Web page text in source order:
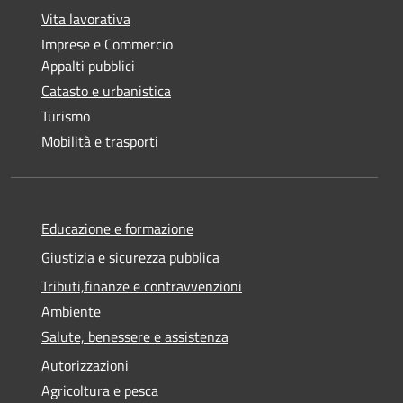
Vita lavorativa
Imprese e Commercio
Appalti pubblici
Catasto e urbanistica
Turismo
Mobilità e trasporti
Educazione e formazione
Giustizia e sicurezza pubblica
Tributi,finanze e contravvenzioni
Ambiente
Salute, benessere e assistenza
Autorizzazioni
Agricoltura e pesca